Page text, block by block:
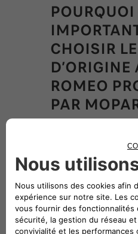
POURQUOI
CHOISIR
D’ORIGINE
ROMEO
PAR
Seuls les créateurs
Performance optimale
Les pièces d’origine
ingénieurs qui
Qui peut, mieux que
Notre gamme
de test et,est
sécurité maximale, et
pour votre véhicule.